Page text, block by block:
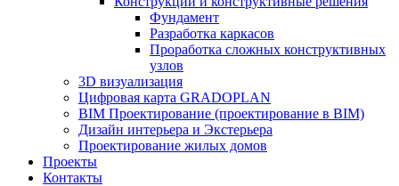
Фундамент
Разработка каркасов
Проработка сложных конструктивных
узлов
3D визуализация
Цифровая карта GRADOPLAN
BIM Проектирование (проектирование в BIM)
Дизайн интерьера и Экстерьера
Проектирование жилых домов
Проекты
Контакты